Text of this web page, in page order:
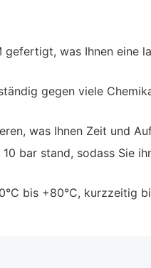
was Ihnen eine
gegen viele
was Ihnen Zeit und
bar stand, sodass Sie
bis +80°C, kurzzeitig